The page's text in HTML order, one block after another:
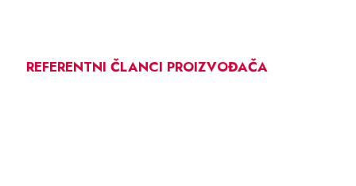
REFERENTNI ČLANCI PROIZVOĐAČA